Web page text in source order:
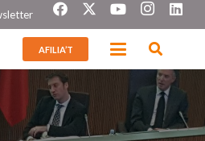
AFILIA’T